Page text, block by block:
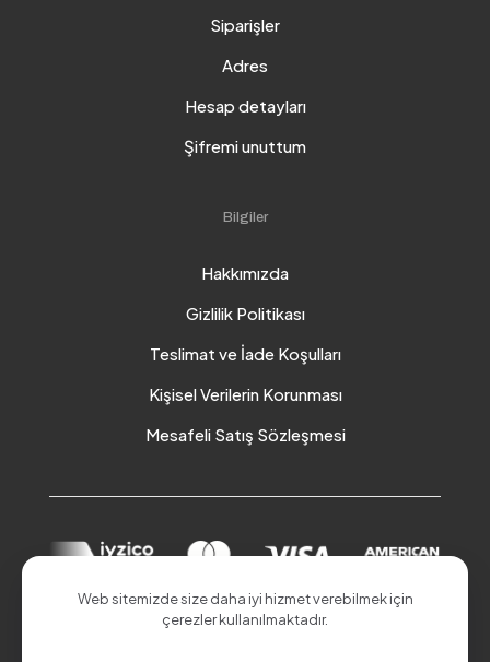
Siparişler
Adres
Hesap detayları
Şifremi unuttum
Bilgiler
Hakkımızda
Gizlilik Politikası
Teslimat ve İade Koşulları
Kişisel Verilerin Korunması
Mesafeli Satış Sözleşmesi
© 2026 Akduman Online | Tüm Hakları Saklıdır.
Web sitemizde size daha iyi hizmet verebilmek için
çerezler kullanılmaktadır.